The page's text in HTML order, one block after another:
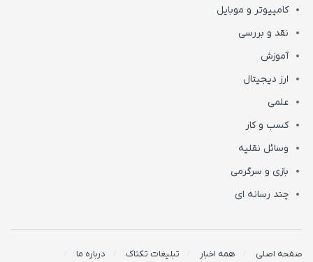
کامپیوتر و موبایل
نقد و بررسی
آموزش
ارز دیجیتال
علمی
کسب و کار
وسائل نقلیه
بازی و سرگرمی
چند رسانه ای
صفحه اصلی همه اخبار تبلیغات تکناک درباره ما